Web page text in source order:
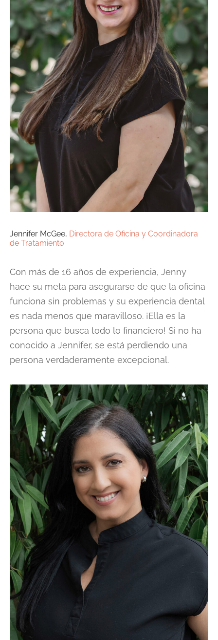
Jennifer McGee, Directora de Oficina y Coordinadora
de Tratamiento
Con más de 16 años de experiencia, Jenny
hace su meta para asegurarse de que la oficina
funciona sin problemas y su experiencia dental
es nada menos que maravilloso. ¡Ella es la
persona que busca todo lo financiero! Si no ha
conocido a Jennifer, se está perdiendo una
persona verdaderamente excepcional.